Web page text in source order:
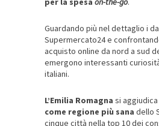
Guardando più nel dettaglio i
Supermercato24 e
acquisto online da nord a sud
emergono interessanti
italiani.
L’Emilia Romagna si
come regione più sana dello
cinque città nella top 10 dei